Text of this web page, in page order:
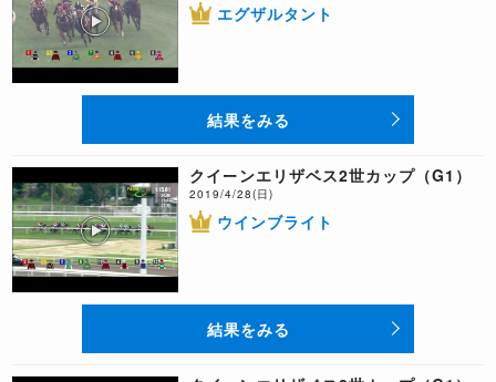
エグザルタント
結果をみる
クイーンエリザベス2世カップ（G1）
2019/4/28(日)
ウインブライト
結果をみる